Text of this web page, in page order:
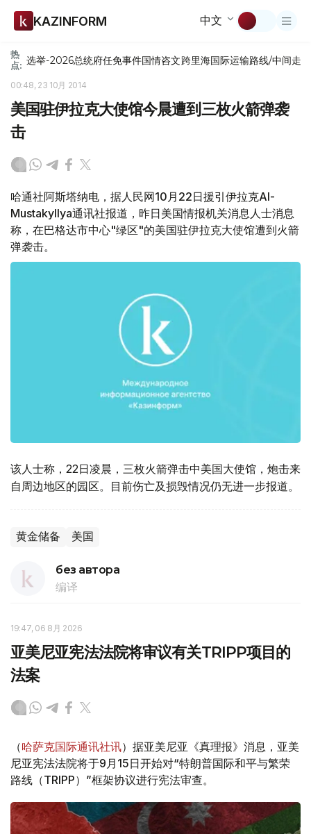
KAZINFORM 中文
热
点: 选举-2026总统府任免事件国情咨文跨里海国际运输路线/中间走廊
00:48, 23 10月 2014
美国驻伊拉克大使馆今晨遭到三枚火箭弹袭
击
哈通社阿斯塔纳电，据人民网10月22日援引伊拉克Al-
Mustakyllya通讯社报道，昨日美国情报机关消息人士消息
称，在巴格达市中心"绿区"的美国驻伊拉克大使馆遭到火箭
弹袭击。
该人士称，22日凌晨，三枚火箭弹击中美国大使馆，炮击来
自周边地区的园区。目前伤亡及损毁情况仍无进一步报道。
黄金储备 美国
без автора
编译
19:47, 06 8月 2026
亚美尼亚宪法法院将审议有关TRIPP项目的
法案
（哈萨克国际通讯社讯）据亚美尼亚《真理报》消息，亚美
尼亚宪法法院将于9月15日开始对“特朗普国际和平与繁荣
路线（TRIPP）”框架协议进行宪法审查。